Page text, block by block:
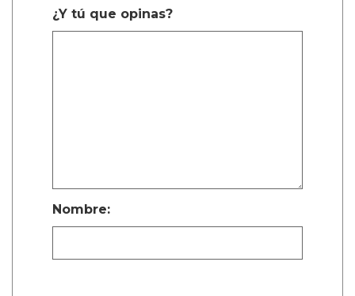
¿Y tú que opinas?
Nombre: